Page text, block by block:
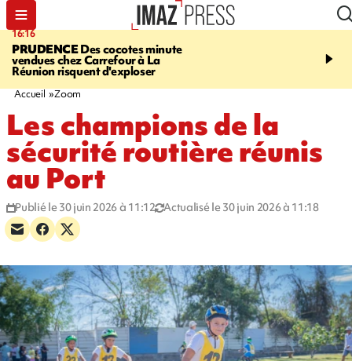
16:16
PRUDENCEDes cocotes minute
vendues chez Carrefour à La
Réunion risquent d'exploser
20:06
l'Asie, mort d'une
Accueil Zoom
Les champions de la
sécurité routière réunis
au Port
Publié le 30 juin 2026 à 11:12 Actualisé le 30 juin 2026 à 11:18